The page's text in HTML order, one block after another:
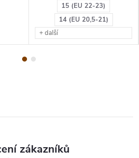
15 (EU 22-23)
14 (EU 20,5-21)
+ další
zákazníků